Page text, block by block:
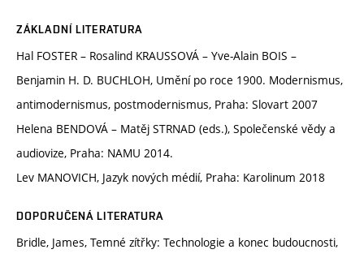
ZÁKLADNÍ LITERATURA
Hal FOSTER – Rosalind KRAUSSOVÁ – Yve-Alain BOIS –
Benjamin H. D. BUCHLOH, Umění po roce 1900. Modernismus,
antimodernismus, postmodernismus, Praha: Slovart 2007
Helena BENDOVÁ – Matěj STRNAD (eds.), Společenské vědy a
audiovize, Praha: NAMU 2014.
Lev MANOVICH, Jazyk nových médií, Praha: Karolinum 2018
DOPORUČENÁ LITERATURA
Bridle, James, Temné zítřky: Technologie a konec budoucnosti,